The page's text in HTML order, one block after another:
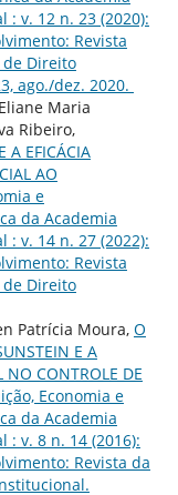
v. 12 n. 23 (2020):
Revista
de Direito
ago./dez. 2020.
Maria
Ribeiro,
A EFICÁCIA
AO
e
da Academia
v. 14 n. 27 (2022):
Revista
de Direito
Patrícia Moura, O
E A
NO CONTROLE DE
Economia e
da Academia
v. 8 n. 14 (2016):
Revista da